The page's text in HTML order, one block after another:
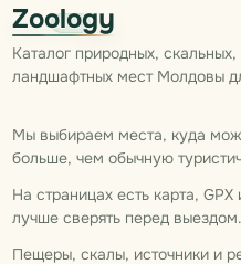
Zoology
Каталог природных,
ландшафтных мест Молдовы
Мы выбираем места, куда
больше, чем обычную
На страницах есть карта,
лучше сверять перед выездом.
Пещеры, скалы, источники и